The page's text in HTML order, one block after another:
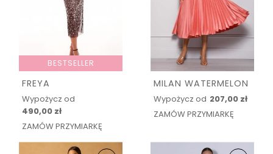
BESTSELLER
FREYA
Wypożycz od
490,00 zł
ZAMÓW PRZYMIARKĘ
MILAN WATERMELON
Wypożycz od 207,00 zł
ZAMÓW PRZYMIARKĘ